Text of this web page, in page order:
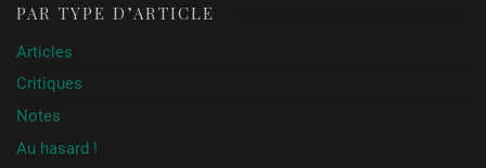
PAR TYPE D’ARTICLE
Articles
Critiques
Notes
Au hasard !